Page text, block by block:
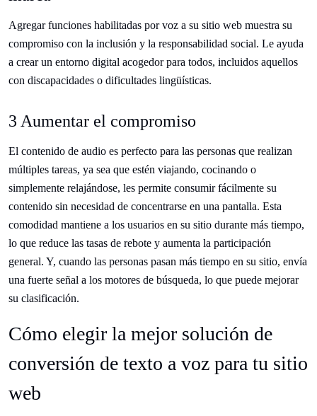
Agregar funciones habilitadas por voz a su sitio web muestra su
compromiso con la inclusión y la responsabilidad social. Le ayuda
a crear un entorno digital acogedor para todos, incluidos aquellos
con discapacidades o dificultades lingüísticas.
3 Aumentar el compromiso
El contenido de audio es perfecto para las personas que realizan
múltiples tareas, ya sea que estén viajando, cocinando o
simplemente relajándose, les permite consumir fácilmente su
contenido sin necesidad de concentrarse en una pantalla. Esta
comodidad mantiene a los usuarios en su sitio durante más tiempo,
lo que reduce las tasas de rebote y aumenta la participación
general. Y, cuando las personas pasan más tiempo en su sitio, envía
una fuerte señal a los motores de búsqueda, lo que puede mejorar
su clasificación.
Cómo elegir la mejor solución de
conversión de texto a voz para tu sitio
web